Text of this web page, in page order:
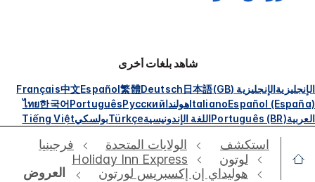
شاهد بلغات أخرى
الإنجليزيةالإنجليزية (GB) 日本語
Deutsch
繁體
Español
中文
Français
Español (España)
ItalianoهولنداРусский
Português
한국어
ไทย
العربيةPortuguês (BR)اللغة الإندونيسيةTürkçeبولسكيTiếng Việt
استكشف الولايات المتحدة
فرجينيا
لوتون
Holiday Inn Express
هوليداي إن إكسبريس لورتون
العروض